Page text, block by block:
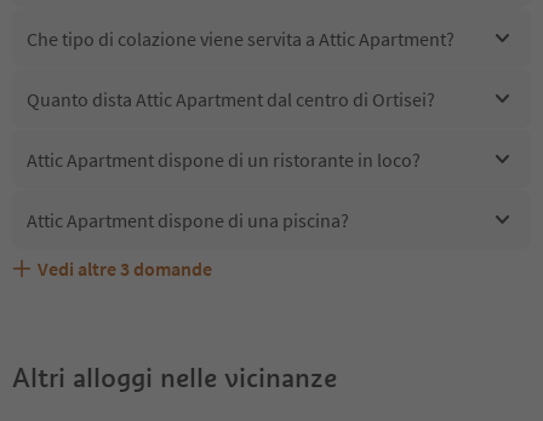
Che tipo di colazione viene servita a Attic Apartment?
Quanto dista Attic Apartment dal centro di Ortisei?
Attic Apartment dispone di un ristorante in loco?
Attic Apartment dispone di una piscina?
Attic Apartment accetta animali domestici?
Quali servizi/attività sono disponibili presso Attic
Gli ospiti di Attic Apartment ricevono l'Alto Adige Guest
Vedi altre 3 domande
Altri alloggi nelle vicinanze